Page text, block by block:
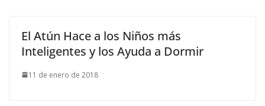
El Atún Hace a los Niños más
Inteligentes y los Ayuda a Dormir
11 de enero de 2018